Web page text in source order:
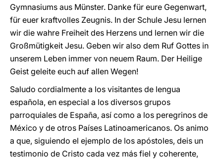
Gymnasiums aus Münster. Danke für eure Gegenwart,
für euer kraftvolles Zeugnis. In der Schule Jesu lernen
wir die wahre Freiheit des Herzens und lernen wir die
Großmütigkeit Jesu. Geben wir also dem Ruf Gottes in
unserem Leben immer von neuem Raum. Der Heilige
Geist geleite euch auf allen Wegen!
Saludo cordialmente a los visitantes de lengua
española, en especial a los diversos grupos
parroquiales de España, así como a los peregrinos de
México y de otros Países Latinoamericanos. Os animo
a que, siguiendo el ejemplo de los apóstoles, deis un
testimonio de Cristo cada vez más fiel y coherente,